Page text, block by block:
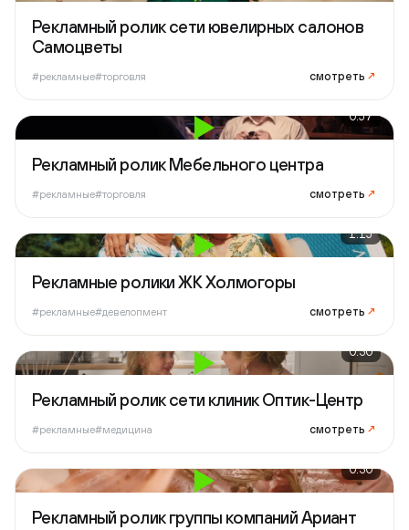
Рекламный ролик сети ювелирных салонов
Самоцветы
#рекламные#торговля смотреть ↗
0:57
Рекламный ролик Мебельного центра
#рекламные#торговля смотреть ↗
1:15
Рекламные ролики ЖК Холмогоры
#рекламные#девелопмент смотреть ↗
0:30
Рекламный ролик сети клиник Оптик-Центр
#рекламные#медицина смотреть ↗
0:30
Рекламный ролик группы компаний Ариант